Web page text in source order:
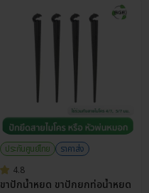
ประกันศูนย์ไทย
ราคาส่ง
4.8
ขาปักน้ำหยด ขาปักยกท่อน้ำหยด